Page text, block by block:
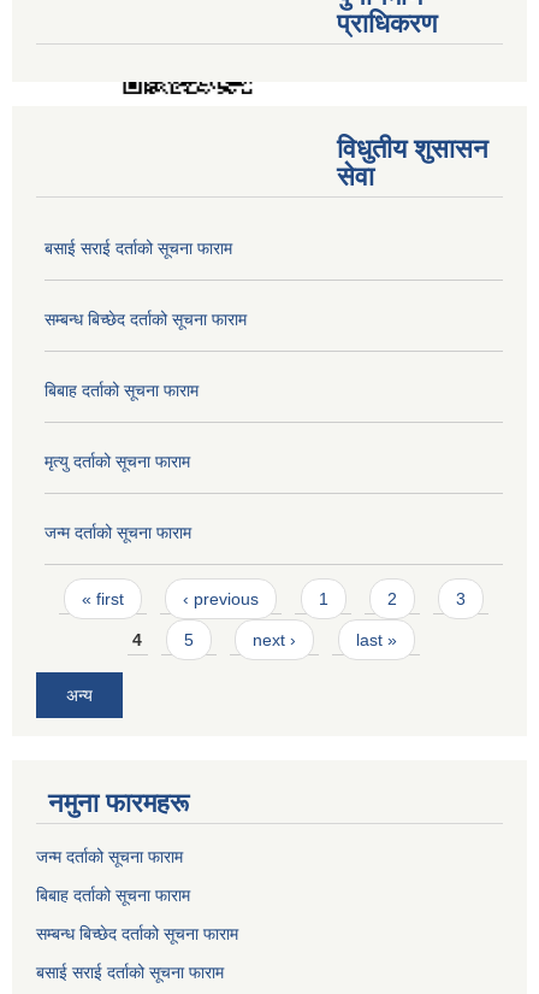
प्राधिकरण
विधुतीय शुसासन
सेवा
बसाई सराई दर्ताको सूचना फाराम
सम्बन्ध बिच्छेद दर्ताको सूचना फाराम
बिबाह दर्ताको सूचना फाराम
मृत्यु दर्ताको सूचना फाराम
जन्म दर्ताको सूचना फाराम
Pages
« first ‹ previous 1 2 3
4 5 next › last »
अन्य
नमुना फारमहरू
जन्म दर्ताको सूचना फाराम
बिबाह दर्ताको सूचना फाराम
सम्बन्ध बिच्छेद दर्ताको सूचना फाराम
बसाई सराई दर्ताको सूचना फाराम